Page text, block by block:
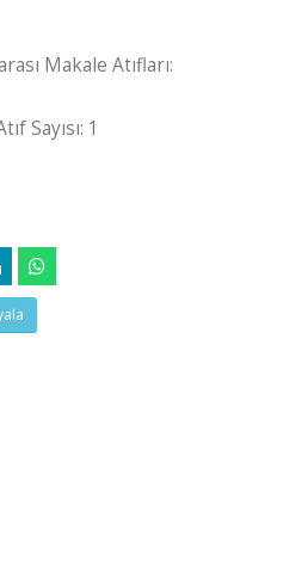
Makale Atıfları:
Sayısı: 1